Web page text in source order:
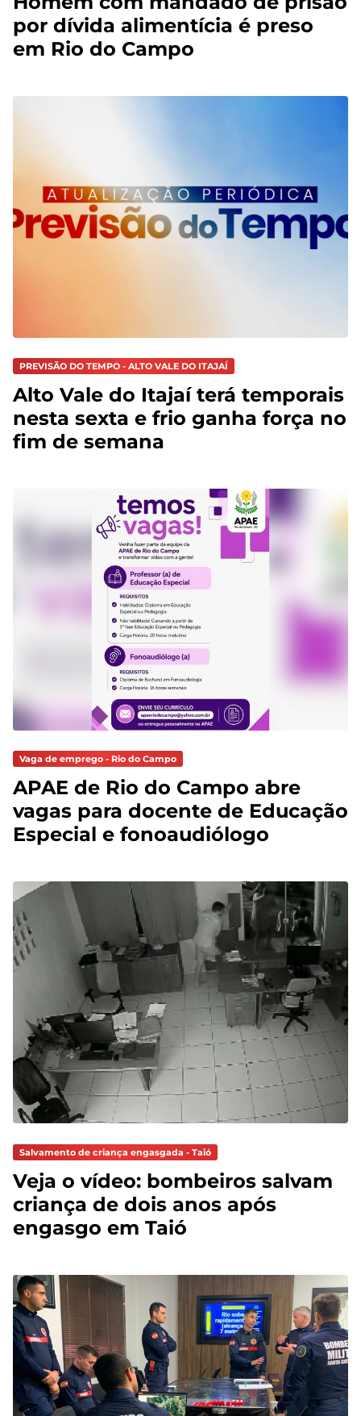
por dívida alimentícia é preso
em Rio do Campo
PREVISÃO DO TEMPO - ALTO VALE DO ITAJAÍ
Alto Vale do Itajaí terá temporais
nesta sexta e frio ganha força no
fim de semana
Vaga de emprego - Rio do Campo
APAE de Rio do Campo abre
vagas para docente de Educação
Especial e fonoaudiólogo
Salvamento de criança engasgada - Taió
Veja o vídeo: bombeiros salvam
criança de dois anos após
engasgo em Taió